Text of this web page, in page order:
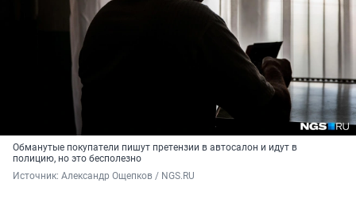
Обманутые покупатели пишут претензии в автосалон и идут в
полицию, но это бесполезно
Источник: Александр Ощепков / NGS.RU